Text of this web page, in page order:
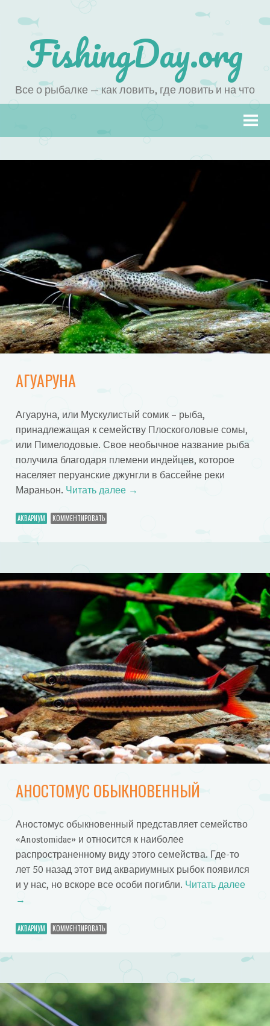
FishingDay.org
Все о рыбалке — как ловить, где ловить и на что
АГУАРУНА
Агуаруна, или Мускулистый сомик – рыба,
принадлежащая к семейству Плоскоголовые сомы,
или Пимелодовые. Свое необычное название рыба
получила благодаря племени индейцев, которое
населяет перуанские джунгли в бассейне реки
Мараньон. Читать далее →
АКВАРИУМ КОММЕНТИРОВАТЬ
АНОСТОМУС ОБЫКНОВЕННЫЙ
Аностомус обыкновенный представляет семейство
«Anostomidae» и относится к наиболее
распространенному виду этого семейства. Где-то
лет 50 назад этот вид аквариумных рыбок появился
и у нас, но вскоре все особи погибли. Читать далее
→
АКВАРИУМ КОММЕНТИРОВАТЬ